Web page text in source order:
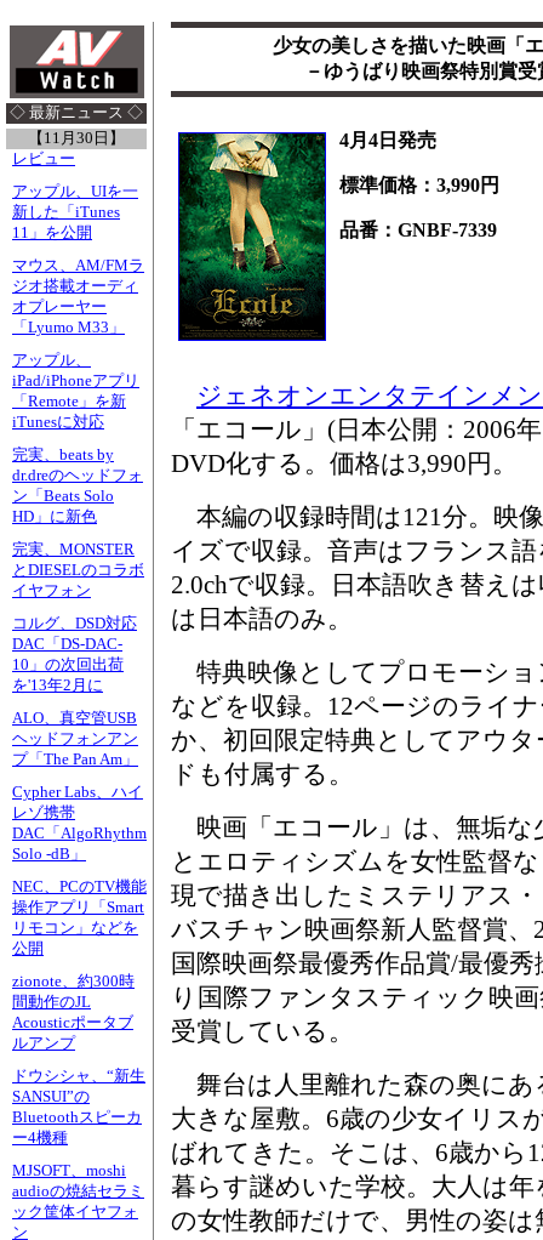
◇ 最新ニュース ◇
【11月30日】
レビュー
アップル、UIを一
新した「iTunes
11」を公開
マウス、AM/FMラ
ジオ搭載オーディ
オプレーヤー
「Lyumo M33」
アップル、
iPad/iPhoneアプリ
「Remote」を新
iTunesに対応
完実、beats by
dr.dreのヘッドフォ
ン「Beats Solo
HD」に新色
完実、MONSTER
とDIESELのコラボ
イヤフォン
コルグ、DSD対応
DAC「DS-DAC-
10」の次回出荷
を'13年2月に
ALO、真空管USB
ヘッドフォンアン
プ「The Pan Am」
Cypher Labs、ハイ
レゾ携帯
DAC「AlgoRhythm
Solo -dB」
NEC、PCのTV機能
操作アプリ「Smart
リモコン」などを
公開
zionote、約300時
間動作のJL
Acousticポータブ
ルアンプ
ドウシシャ、“新生
SANSUI”の
Bluetoothスピーカ
ー4機種
MJSOFT、moshi
audioの焼結セラミ
ック筐体イヤフォ
ン
少女の美しさを描いた映画「
－ゆうばり映画祭特別賞
4月4日発売
標準価格：3,990円
品番：GNBF-7339
ジェネオンエンタテインメ
「エコール」(日本公開：2006
DVD化する。価格は3,990円。
本編の収録時間は121分。映
イズで収録。音声はフランス
2.0chで収録。日本語吹き替え
は日本語のみ。
特典映像としてプロモーショ
などを収録。12ページのライ
か、初回限定特典としてアウ
ドも付属する。
映画「エコール」は、無垢な
とエロティシズムを女性監督
現で描き出したミステリアス
バスチャン映画祭新人監督賞
国際映画祭最優秀作品賞/最優
り国際ファンタスティック映
受賞している。
舞台は人里離れた森の奥にあ
大きな屋敷。6歳の少女イリス
ばれてきた。そこは、6歳から
暮らす謎めいた学校。大人は
の女性教師だけで、男性の姿